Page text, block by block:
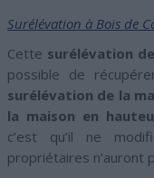
Surélévation à Bois de
Cette surélévation
possible de
surélévation de la
la maison en
c’est qu’il ne
propriétaires n’auront